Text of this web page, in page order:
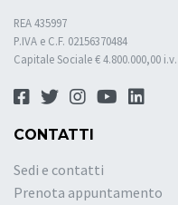
REA 435997
P.IVA e C.F. 02156370484
Capitale Sociale € 4.800.000,00 i.v.
CONTATTI
Sedi e contatti
Prenota appuntamento